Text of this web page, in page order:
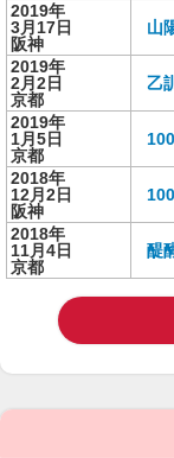
2019年
3月17日
阪神
山
2019年
2月2日
京都
乙
2019年
1月5日
京都
2018年
12月2日
阪神
2018年
11月4日
京都
醍